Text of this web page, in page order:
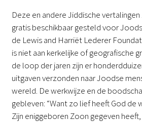
Deze en andere Jiddische
gratis beschikbaar gesteld voor
de Lewis and Harriët Lederer
is niet aan kerkelijke of geografische
de loop der jaren zijn er
uitgaven verzonden naar Joodse
wereld. De werkwijze en de
gebleven: “Want zo lief heeft God de
Zijn eniggeboren Zoon gegeven